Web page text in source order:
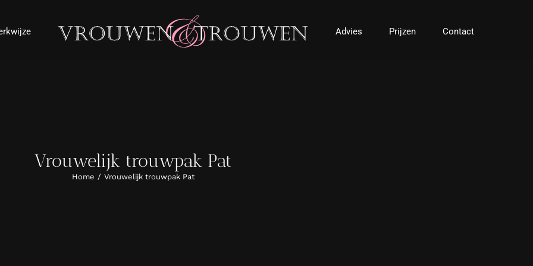
Advies Prijzen Contact
Vrouwelijk trouwpak Pat
Home Vrouwelijk trouwpak Pat